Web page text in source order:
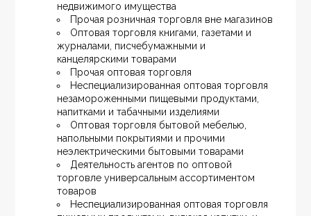
недвижимого имущества
Прочая розничная торговля вне магазинов
Оптовая торговля книгами, газетами и
журналами, писчебумажными и
канцелярскими товарами
Прочая оптовая торговля
Неспециализированная оптовая торговля
незамороженными пищевыми продуктами,
напитками и табачными изделиями
Оптовая торговля бытовой мебелью,
напольными покрытиями и прочими
неэлектрическими бытовыми товарами
Деятельность агентов по оптовой
торговле универсальным ассортиментом
товаров
Неспециализированная оптовая торговля